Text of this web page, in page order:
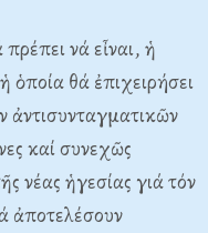
νά εἶναι, ἡ
ὁποία θά ἐπιχειρήσει
ἀντισυνταγματικῶν
καί συνεχῶς
νέας ἡγεσίας γιά τόν
ἀποτελέσουν